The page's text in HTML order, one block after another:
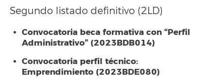
Segundo listado definitivo (2LD)
Convocatoria beca formativa con “Perfil
Administrativo” (2023BDB014)
Convocatoria perfil técnico:
Emprendimiento (2023BDE080)